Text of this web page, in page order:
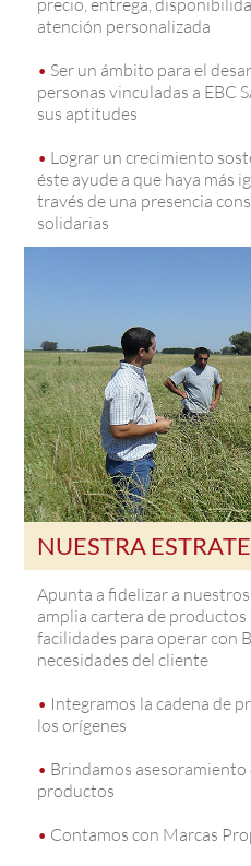
atención personalizada
• Ser un ámbito para el
personas vinculadas a EBC
sus aptitudes
• Lograr un crecimiento
éste ayude a que haya más
través de una presencia
solidarias
NUESTRA
Apunta a fidelizar a
amplia cartera de productos
facilidades para operar con
necesidades del cliente
• Integramos la cadena de
los orígenes
• Brindamos
productos
• Contamos con Marcas